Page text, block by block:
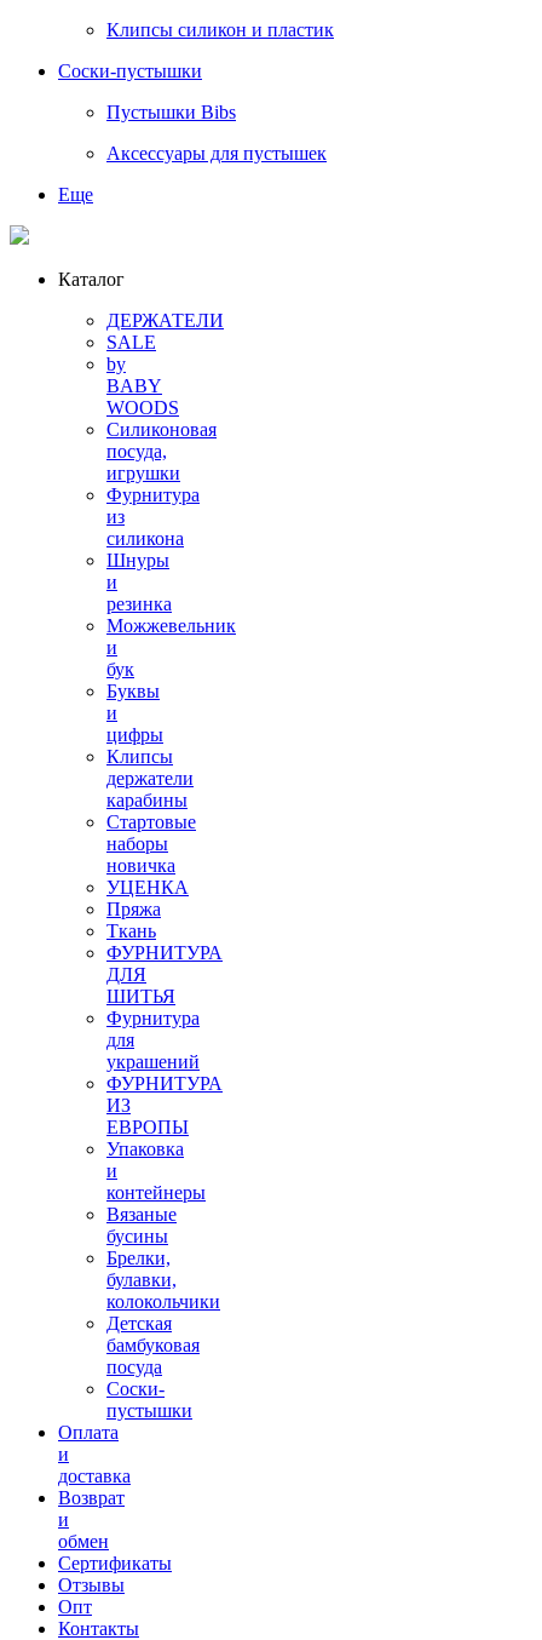
Клипсы силикон и пластик
Соски-пустышки
Пустышки Bibs
Аксессуары для пустышек
Еще
Каталог
ДЕРЖАТЕЛИ
SALE
by
BABY
WOODS
Силиконовая
посуда,
игрушки
Фурнитура
из
силикона
Шнуры
и
резинка
Можжевельник
и
бук
Буквы
и
цифры
Клипсы
держатели
карабины
Стартовые
наборы
новичка
УЦЕНКА
Пряжа
Ткань
ФУРНИТУРА
ДЛЯ
ШИТЬЯ
Фурнитура
для
украшений
ФУРНИТУРА
ИЗ
ЕВРОПЫ
Упаковка
и
контейнеры
Вязаные
бусины
Брелки,
булавки,
колокольчики
Детская
бамбуковая
посуда
Соски-
пустышки
Оплата
и
доставка
Возврат
и
обмен
Сертификаты
Отзывы
Опт
Контакты